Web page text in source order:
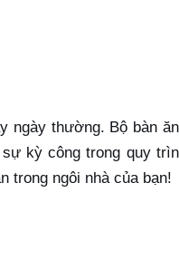
ngày thường. Bộ bàn
kỳ công trong quy
trong ngôi nhà của bạn!